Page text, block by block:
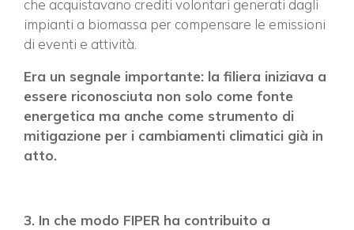
che acquistavano crediti volontari generati dagli
impianti a biomassa per compensare le emissioni
di eventi e attività.
Era un segnale importante: la filiera iniziava a
essere riconosciuta non solo come fonte
energetica ma anche come strumento di
mitigazione per i cambiamenti climatici già in
atto.
3. In che modo FIPER ha contribuito a